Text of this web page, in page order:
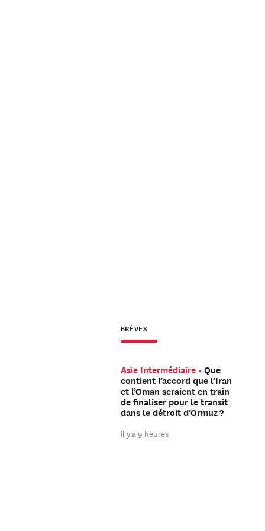
BRÈVES
Asie Intermédiaire
Que
contient l’accord que l’Iran
et l’Oman seraient en train
de finaliser pour le transit
dans le détroit d’Ormuz ?
il y a 9 heures